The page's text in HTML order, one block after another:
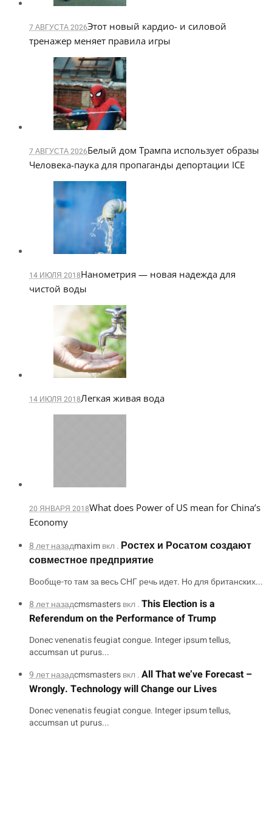
7 АВГУСТА 2026Этот новый кардио- и силовой
тренажер меняет правила игры
7 АВГУСТА 2026Белый дом Трампа использует образы
Человека-паука для пропаганды депортации ICE
14 ИЮЛЯ 2018Нанометрия — новая надежда для
чистой воды
14 ИЮЛЯ 2018Легкая живая вода
20 ЯНВАРЯ 2018What does Power of US mean for China’s
Economy
8 лет назадmaximвкл . Ростех и Росатом создают
совместное предприятие
Вообще-то там за весь СНГ речь идет. Но для британских...
8 лет назадcmsmastersвкл .This Election is a
Referendum on the Performance of Trump
Donec venenatis feugiat congue. Integer ipsum tellus,
accumsan ut purus...
9 лет назадcmsmastersвкл .All That we’ve Forecast –
Wrongly. Technology will Change our Lives
Donec venenatis feugiat congue. Integer ipsum tellus,
accumsan ut purus...